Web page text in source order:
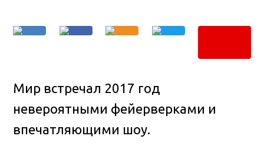
Мир встречал 2017 год
невероятными фейерверками и
впечатляющими шоу.